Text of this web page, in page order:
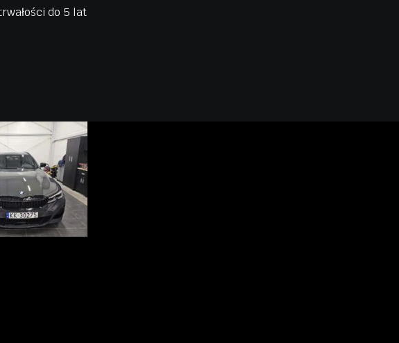
do 5 lat